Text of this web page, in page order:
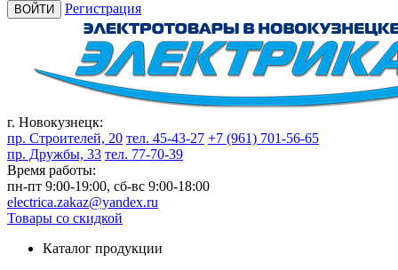
ВОЙТИ Регистрация
г. Новокузнецк:
пр. Строителей, 20 тел. 45-43-27 +7 (961) 701-56-65
пр. Дружбы, 33 тел. 77-70-39
Время работы:
пн-пт 9:00-19:00, сб-вс 9:00-18:00
electrica.zakaz@yandex.ru
Товары со скидкой
Каталог продукции